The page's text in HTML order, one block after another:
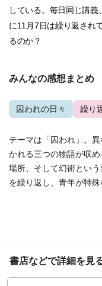
している。毎日同じ講
に11月7日は繰り返され
るのか？
みんなの感想まとめ
囚われの日々 繰り
テーマは「囚われ」。
かれる三つの物語が収め
場所、そして幻術とい
を繰り返し、青年が特殊
書店などで詳細を見